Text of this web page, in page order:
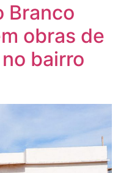
Branco
obras de
bairro